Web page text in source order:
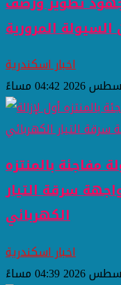
المرورية
اخبار اسكندرية
مفاجئة بالمنتزه
سرقة التيار
الكهربائي
اخبار اسكندرية